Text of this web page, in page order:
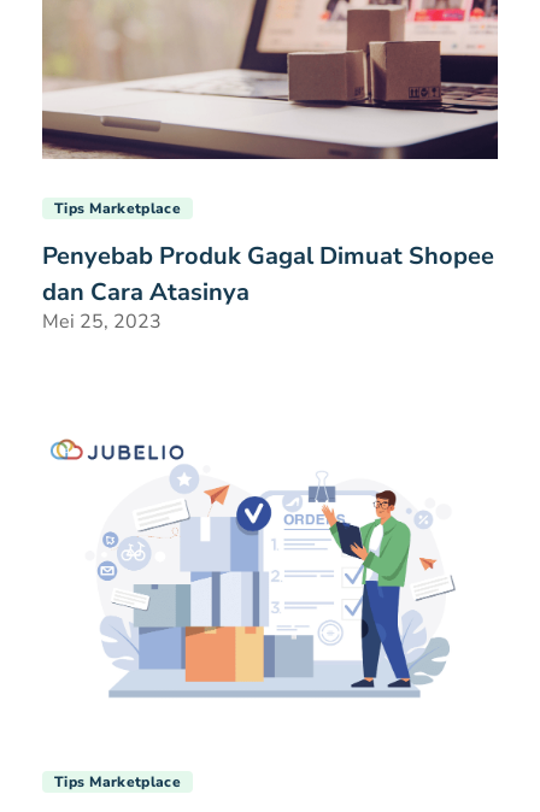
Tips Marketplace
Penyebab Produk Gagal Dimuat Shopee
dan Cara Atasinya
Mei 25, 2023
Tips Marketplace